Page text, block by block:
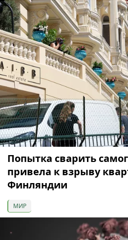
Попытка сварить
привела к взрыву
Финляндии
МИР